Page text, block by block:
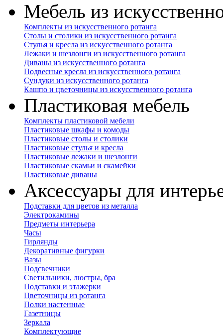
Мебель из
Комплекты из искусственного ротанга
Столы и столики из искусственного ротанга
Стулья и кресла из искусственного ротанга
Лежаки и шезлонги из искусственного ротанга
Диваны из искусственного ротанга
Подвесные кресла из искусственного ротанга
Сундуки из искусственного ротанга
Кашпо и цветочницы из искусственного ротанга
Пластиковая мебель
Комплекты пластиковой мебели
Пластиковые шкафы и комоды
Пластиковые столы и столики
Пластиковые стулья и кресла
Пластиковые лежаки и шезлонги
Пластиковые скамьи и скамейки
Пластиковые диваны
Аксессуары для
Подставки для цветов из металла
Электрокамины
Предметы интерьера
Часы
Гирлянды
Декоративные фигурки
Вазы
Подсвечники
Светильники, люстры, бра
Подставки и этажерки
Цветочницы из ротанга
Полки настенные
Газетницы
Зеркала
Комплектующие